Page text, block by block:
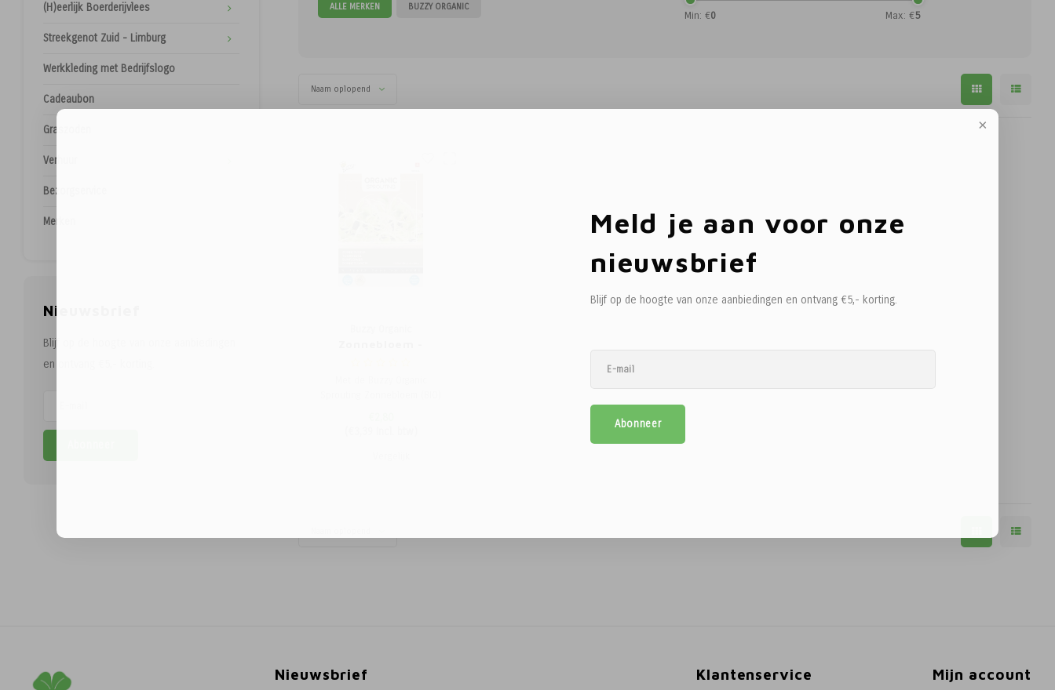
Meld je aan voor onze
nieuwsbrief
Blijf op de hoogte van onze aanbiedingen en ontvang €5,- korting.
Abonneer
(H)eerlijk Boerderijvlees
Streekgenot Zuid - Limburg
Werkkleding met Bedrijfslogo
Cadeaubon
Graszoden
Verhuur
Bezorgservice
Merken
Nieuwsbrief
Blijf op de hoogte van onze aanbiedingen
en ontvang €5,- korting.
ALLE MERKEN BUZZY ORGANIC
Min: €0 Max: €5
Naam oplopend
Nieuwsbrief Klantenservice Mijn account